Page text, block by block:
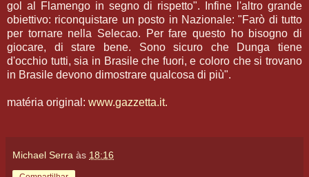
gol al Flamengo in segno di rispetto". Infine l'altro grande
obiettivo: riconquistare un posto in Nazionale: "Farò di tutto
per tornare nella Selecao. Per fare questo ho bisogno di
giocare, di stare bene. Sono sicuro che Dunga tiene
d'occhio tutti, sia in Brasile che fuori, e coloro che si trovano
in Brasile devono dimostrare qualcosa di più".
matéria original: www.gazzetta.it.
Michael Serra às 18:16